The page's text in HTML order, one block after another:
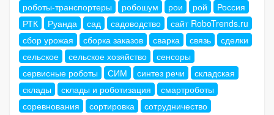
роботы-транспортеры
робошум рои рой
Россия
РТК
Руанда сад садоводство
сайт RoboTrends.ru
сбор урожая
сборка заказов сварка связь
сделки
сельское
сельское хозяйство
сенсоры
сервисные роботы
СИМ синтез речи
складская
склады
склады и роботизация
смартроботы
соревнования
сортировка
сотрудничество